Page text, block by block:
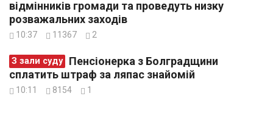
відмінників громади та проведуть низку
розважальних заходів
10:37 11367 2
З зали суду
сплатить штраф за ляпас знайомій
10:11 8154 1